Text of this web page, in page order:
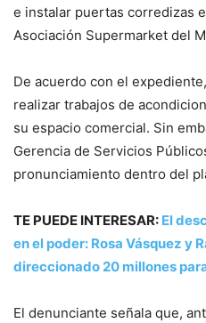
e instalar puertas corredizas
Asociación Supermarket del
De acuerdo con el
realizar trabajos de
su espacio comercial. Sin
Gerencia de Servicios
pronunciamiento dentro del
TE PUEDE INTERESAR: El
en el poder: Rosa Vásquez y
direccionado 20 millones
El denunciante señala que,